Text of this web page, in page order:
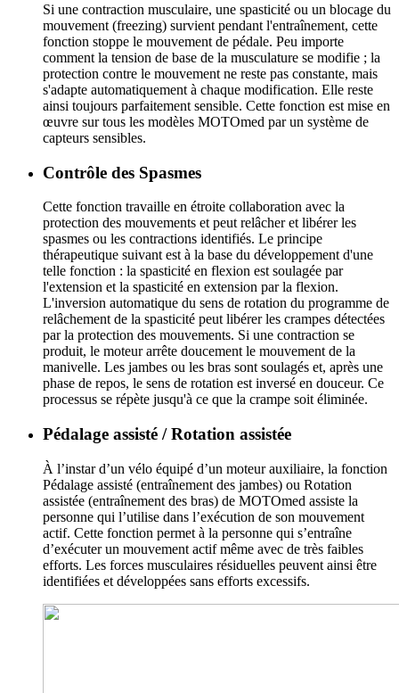
Si une contraction musculaire, une spasticité ou un blocage du
mouvement (freezing) survient pendant l'entraînement, cette
fonction stoppe le mouvement de pédale. Peu importe
comment la tension de base de la musculature se modifie ; la
protection contre le mouvement ne reste pas constante, mais
s'adapte automatiquement à chaque modification. Elle reste
ainsi toujours parfaitement sensible. Cette fonction est mise en
œuvre sur tous les modèles MOTOmed par un système de
capteurs sensibles.
Contrôle des Spasmes
Cette fonction travaille en étroite collaboration avec la
protection des mouvements et peut relâcher et libérer les
spasmes ou les contractions identifiés. Le principe
thérapeutique suivant est à la base du développement d'une
telle fonction : la spasticité en flexion est soulagée par
l'extension et la spasticité en extension par la flexion.
L'inversion automatique du sens de rotation du programme de
relâchement de la spasticité peut libérer les crampes détectées
par la protection des mouvements. Si une contraction se
produit, le moteur arrête doucement le mouvement de la
manivelle. Les jambes ou les bras sont soulagés et, après une
phase de repos, le sens de rotation est inversé en douceur. Ce
processus se répète jusqu'à ce que la crampe soit éliminée.
Pédalage assisté / Rotation assistée
À l’instar d’un vélo équipé d’un moteur auxiliaire, la fonction
Pédalage assisté (entraînement des jambes) ou Rotation
assistée (entraînement des bras) de MOTOmed assiste la
personne qui l’utilise dans l’exécution de son mouvement
actif. Cette fonction permet à la personne qui s’entraîne
d’exécuter un mouvement actif même avec de très faibles
efforts. Les forces musculaires résiduelles peuvent ainsi être
identifiées et développées sans efforts excessifs.